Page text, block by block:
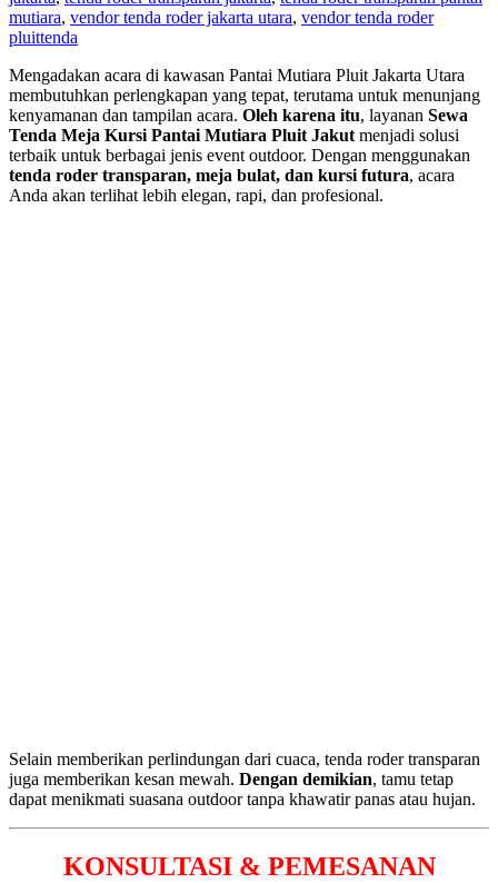
mutiara, vendor tenda roder jakarta utara, vendor tenda roder
pluittenda
Mengadakan acara di kawasan Pantai Mutiara Pluit Jakarta Utara
membutuhkan perlengkapan yang tepat, terutama untuk menunjang
kenyamanan dan tampilan acara. Oleh karena itu, layanan Sewa
Tenda Meja Kursi Pantai Mutiara Pluit Jakut menjadi solusi
terbaik untuk berbagai jenis event outdoor. Dengan menggunakan
tenda roder transparan, meja bulat, dan kursi futura, acara
Anda akan terlihat lebih elegan, rapi, dan profesional.
Selain memberikan perlindungan dari cuaca, tenda roder transparan
juga memberikan kesan mewah. Dengan demikian, tamu tetap
dapat menikmati suasana outdoor tanpa khawatir panas atau hujan.
KONSULTASI & PEMESANAN